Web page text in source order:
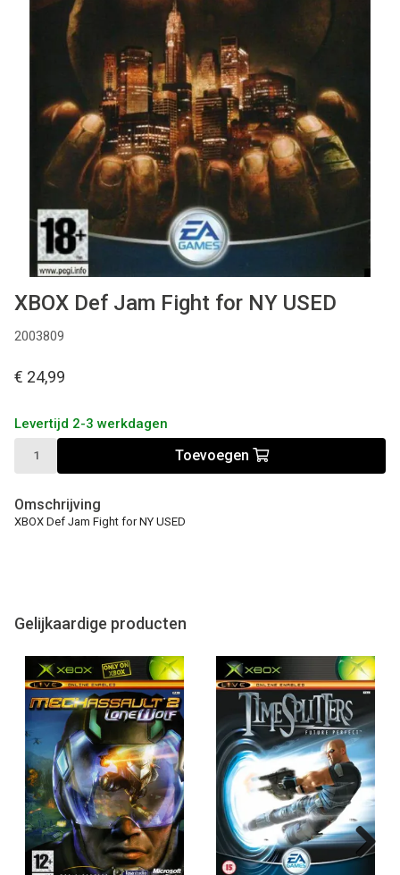
Accessoires
Board Games
Cadeaubon
Inkoop
XBOX Def Jam Fight for NY USED
2003809
€ 24,99
Levertijd 2-3 werkdagen
Toevoegen
Omschrijving
XBOX Def Jam Fight for NY USED
Gelijkaardige producten